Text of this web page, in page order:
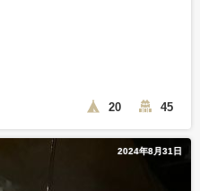
20 45
2024年8月31日